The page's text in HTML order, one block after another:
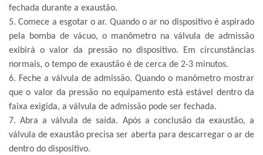
fechada durante a exaustão.
5. Comece a esgotar o ar. Quando o ar no dispositivo é aspirado
pela bomba de vácuo, o manômetro na válvula de admissão
exibirá o valor da pressão no dispositivo. Em circunstâncias
normais, o tempo de exaustão é de cerca de 2-3 minutos.
6. Feche a válvula de admissão. Quando o manômetro mostrar
que o valor da pressão no equipamento está estável dentro da
faixa exigida, a válvula de admissão pode ser fechada.
7. Abra a válvula de saída. Após a conclusão da exaustão, a
válvula de exaustão precisa ser aberta para descarregar o ar de
dentro do dispositivo.